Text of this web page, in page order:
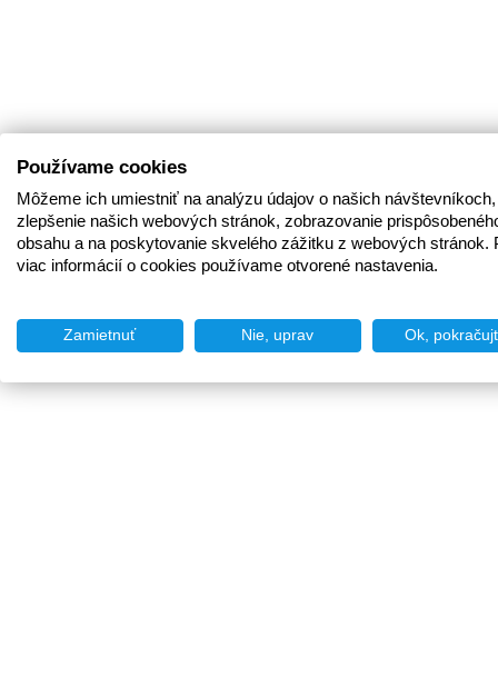
Používame cookies
Môžeme ich umiestniť na analýzu údajov o našich
zlepšenie našich webových stránok, zobrazovanie
obsahu a na poskytovanie skvelého zážitku z webových stránok.
viac informácií o cookies používame otvorené nastavenia.
Zamietnuť Nie, uprav Ok,